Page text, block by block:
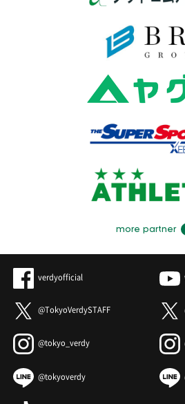
more partner
verdyofficial
@TokyoVerdySTAFF
@tokyo_verdy
@tokyoverdy